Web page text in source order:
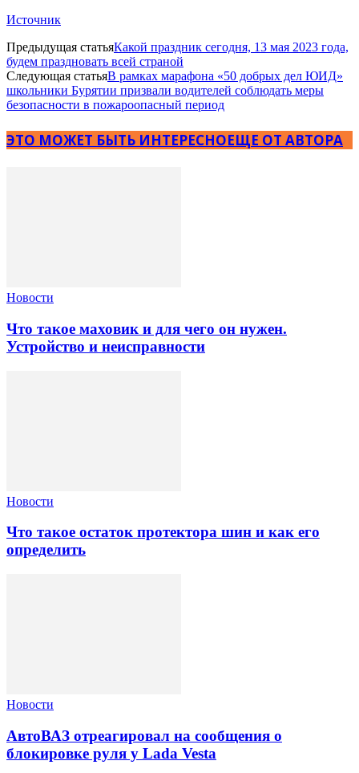
Источник
Предыдущая статьяКакой праздник сегодня, 13 мая 2023 года,
будем праздновать всей страной
Следующая статьяВ рамках марафона «50 добрых дел ЮИД»
школьники Бурятии призвали водителей соблюдать меры
безопасности в пожароопасный период
ЭТО МОЖЕТ БЫТЬ ИНТЕРЕСНОЕЩЕ ОТ АВТОРА
Новости
Что такое маховик и для чего он нужен.
Устройство и неисправности
Новости
Что такое остаток протектора шин и как его
определить
Новости
АвтоВАЗ отреагировал на сообщения о
блокировке руля у Lada Vesta